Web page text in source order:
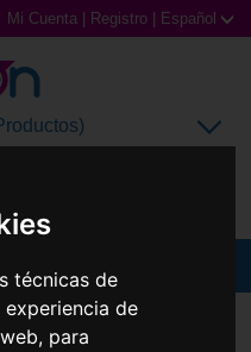
técnicas de
de
para
Mi Cuenta Registro Español
Sol
C 01/S